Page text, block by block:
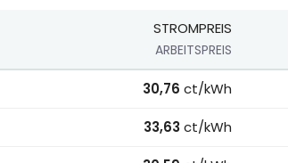
Jahr inklusive Boni, Stand 01.07.2026.
STROMPREIS
ARBEITSPREIS
30,76 ct/kWh
33,63 ct/kWh